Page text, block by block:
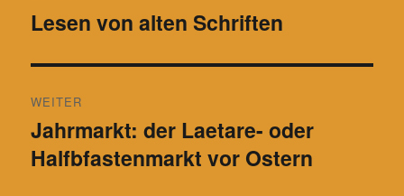
Vorheriger
Lesen von alten Schriften
WEITER
Nächster
Beitrag:
Jahrmarkt: der Laetare- oder
Halfbfastenmarkt vor Ostern